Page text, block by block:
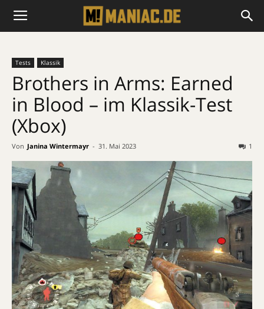
Tests Klassik
Brothers in Arms: Earned
in Blood – im Klassik-Test
(Xbox)
Von Janina Wintermayr - 31. Mai 2023 1